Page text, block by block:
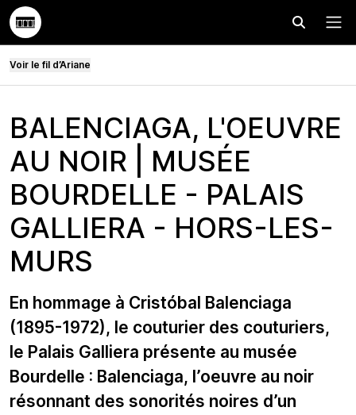
Voir le fil d’Ariane
BALENCIAGA, L'OEUVRE
AU NOIR | MUSÉE
BOURDELLE - PALAIS
GALLIERA - HORS-LES-
MURS
En hommage à Cristóbal Balenciaga
(1895-1972), le couturier des couturiers,
le Palais Galliera présente au musée
Bourdelle : Balenciaga, l’oeuvre au noir
résonnant des sonorités noires d’un